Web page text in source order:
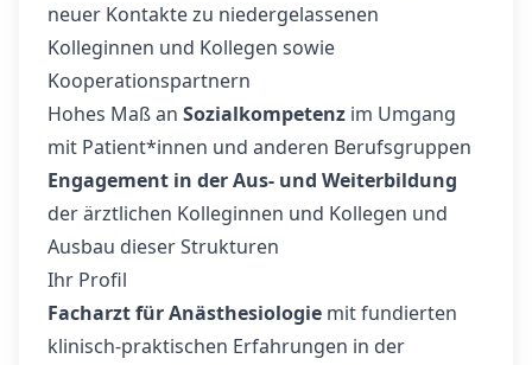
neuer Kontakte zu niedergelassenen
Kolleginnen und Kollegen sowie
Kooperationspartnern
Hohes Maß an Sozialkompetenz im Umgang
mit Patient*innen und anderen Berufsgruppen
Engagement in der Aus- und Weiterbildung
der ärztlichen Kolleginnen und Kollegen und
Ausbau dieser Strukturen
Ihr Profil
Facharzt für Anästhesiologie mit fundierten
klinisch-praktischen Erfahrungen in der